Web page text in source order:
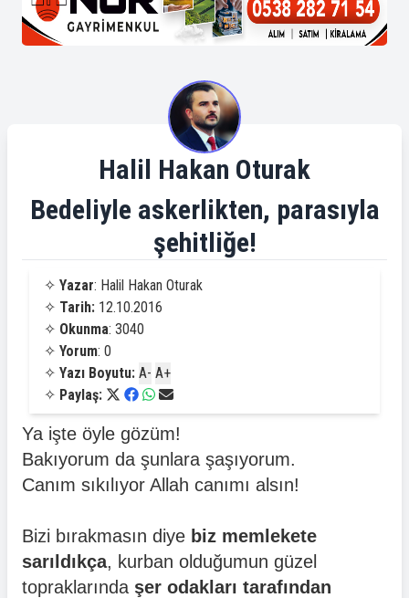
Halil Hakan Oturak
Bedeliyle askerlikten, parasıyla
şehitliğe!
✧ Yazar: Halil Hakan Oturak
✧ Tarih: 12.10.2016
✧ Okunma: 3040
✧ Yorum: 0
✧ Yazı Boyutu: A- A+
✧ Paylaş:
Ya işte öyle gözüm!
Bakıyorum da şunlara şaşıyorum.
Canım sıkılıyor Allah canımı alsın!
Bizi bırakmasın diye biz memlekete
sarıldıkça, kurban olduğumun güzel
topraklarında şer odakları tarafından